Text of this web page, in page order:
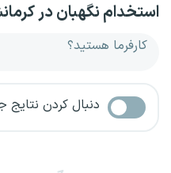
استخدام نگهبان در
کارفرما هستید؟
دنبال کردن